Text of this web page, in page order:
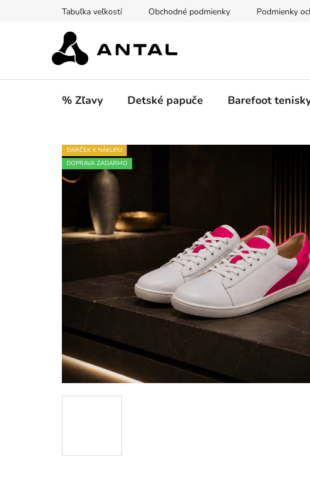
Tabuľka veľkostí Obchodné podmienky Podmienky
% Zľavy Detské papuče Barefoot
DARČEK K NÁKUPU
DOPRAVA ZADARMO